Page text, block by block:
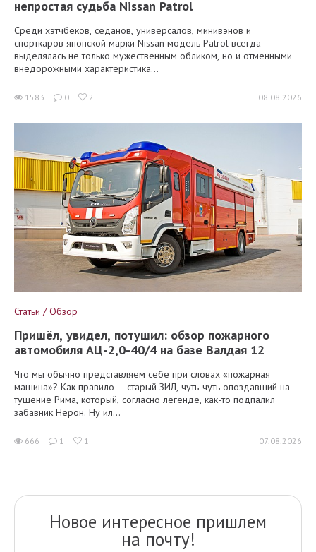
непростая судьба Nissan Patrol
Среди хэтчбеков, седанов, универсалов, минивэнов и
спорткаров японской марки Nissan модель Patrol всегда
выделялась не только мужественным обликом, но и отменными
внедорожными характеристика...
1583 0 2 08.08.2026
Статьи / Обзор
Пришёл, увидел, потушил: обзор пожарного
автомобиля АЦ-2,0-40/4 на базе Валдая 12
Что мы обычно представляем себе при словах «пожарная
машина»? Как правило – старый ЗИЛ, чуть-чуть опоздавший на
тушение Рима, который, согласно легенде, как-то подпалил
забавник Нерон. Ну ил...
666 1 1 07.08.2026
Новое интересное пришлем
на почту!